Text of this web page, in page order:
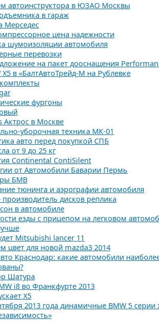
автоинструктора в ЮЗАО Москвы
в гараж
Мерседес
цена надежности
шумоизоляции автомобиля
перевозки
на пакет дооснащения
Х5 в «БалтАвтоТрейд-М на Рублевке
фургоны
Актрос в Москве
уборочная техника МК-01
авто перед покупкой СПБ
от 9 до 25 кг
Continental ContiSilent
от Автомобили Баварии Пермь
БМВ
тюнинга и аэрографии автомобиля
дисков реплика
в автомобиле
езды с прицепом на легковом
Mitsubishi lancer 11
цвет для новой mazda3 2014
Краснодар: какие автомобили
Шатура
i8 во Франкфурте 2013
X5
2013 года динамичные BMW 5 серии